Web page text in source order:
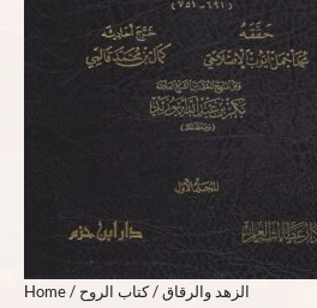
Home/ الزهد والرقاق/ كتاب الروح